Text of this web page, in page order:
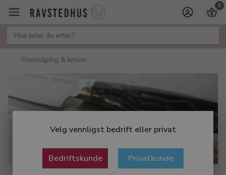
Velg vennligst bedrift eller privat
Bedriftskunde Privatkunde
0
Steinsliping & kniver